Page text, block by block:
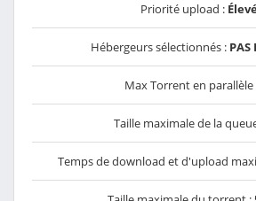
Priorité upload :
Hébergeurs sélectionnés : PAS
Max Torrent en parallèle
Taille maximale de la
Temps de download et d'upload